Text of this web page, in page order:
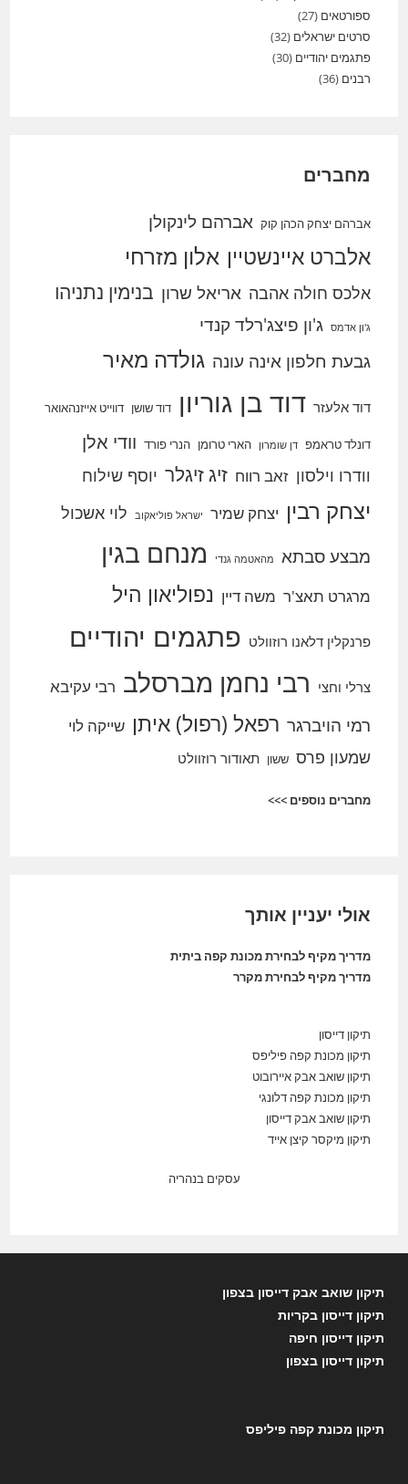
ספורטאים (27)
סרטים ישראלים (32)
פתגמים יהודיים (30)
רבנים (36)
מחברים
אברהם יצחק הכהן קוק אברהם לינקולן
אלברט איינשטיין אלון מזרחי
אלכס חולה אהבה אריאל שרון בנימין נתניהו
ג'ון אדמס ג'ון פיצג'רלד קנדי
גבעת חלפון אינה עונה גולדה מאיר
דוד אלעזר דוד בן גוריון דוד שושן דווייט אייזנהאואר
דונלד טראמפ דן שומרון הארי טרומן הנרי פורד וודי אלן
וודרו וילסון זאב רווח זיג זיגלר יוסף שילוח
יצחק רבין יצחק שמיר ישראל פוליאקוב לוי אשכול
מבצע סבתא מהאטמה גנדי מנחם בגין
מרגרט תאצ'ר משה דיין נפוליאון היל
פרנקלין דלאנו רוזוולט פתגמים יהודיים
צרלי וחצי רבי נחמן מברסלב רבי עקיבא
רמי הויברגר רפאל (רפול) איתן שייקה לוי
שמעון פרס ששון תאודור רוזוולט
מחברים נוספים >>>
אולי יעניין אותך
מדריך מקיף לבחירת מכונת קפה ביתית
מדריך מקיף לבחירת מקרר
תיקון דייסון
תיקון מכונת קפה פיליפס
תיקון שואב אבק איירובוט
תיקון מכונת קפה דלונגי
תיקון שואב אבק דייסון
תיקון מיקסר קיצן אייד
עסקים בנהריה
תיקון שואב אבק דייסון בצפון
תיקון דייסון בקריות
תיקון דייסון חיפה
תיקון דייסון בצפון
תיקון מכונת קפה פיליפס